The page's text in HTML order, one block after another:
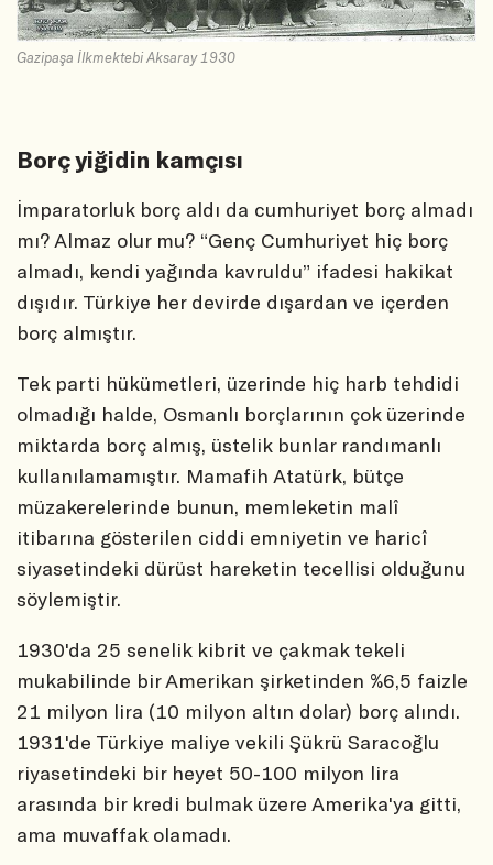
Gazipaşa İlkmektebi Aksaray 1930
Borç yiğidin kamçısı
İmparatorluk borç aldı da cumhuriyet borç almadı
mı? Almaz olur mu? “Genç Cumhuriyet hiç borç
almadı, kendi yağında kavruldu” ifadesi hakikat
dışıdır. Türkiye her devirde dışardan ve içerden
borç almıştır.
Tek parti hükümetleri, üzerinde hiç harb tehdidi
olmadığı halde, Osmanlı borçlarının çok üzerinde
miktarda borç almış, üstelik bunlar randımanlı
kullanılamamıştır. Mamafih Atatürk, bütçe
müzakerelerinde bunun, memleketin malî
itibarına gösterilen ciddi emniyetin ve haricî
siyasetindeki dürüst hareketin tecellisi olduğunu
söylemiştir.
1930'da 25 senelik kibrit ve çakmak tekeli
mukabilinde bir Amerikan şirketinden %6,5 faizle
21 milyon lira (10 milyon altın dolar) borç alındı.
1931'de Türkiye maliye vekili Şükrü Saracoğlu
riyasetindeki bir heyet 50-100 milyon lira
arasında bir kredi bulmak üzere Amerika'ya gitti,
ama muvaffak olamadı.